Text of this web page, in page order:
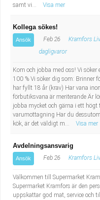
samt vi...
Visa mer
Kollega sökes!
Ansök Feb 26 Kramfors
dagligvaror
Kom och jobba med oss! Vi
100 % Vi söker dig som: Brinner
har fyllt 18 år (krav) Har vana
förbutiksvana är meriterande Är
jobba mycket och gärna i ett
varumottagning Har du
kök, är det väldigt m...
Visa mer
Avdelningsansvarig
Ansök Feb 26 Kramfors
Välkommen till Supermarket
Supermarket Kramfors är den
uppskattar god mat, service och